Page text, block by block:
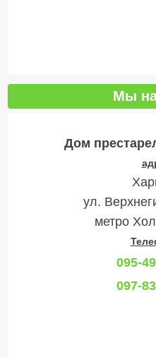
Мы на
Дом
ул.
метро
095-
097-